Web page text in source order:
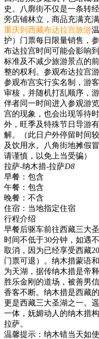
史。八廓街不仅是一条转
旁店铺林立，商品充满充
重庆到西藏布达拉宫旅游
护）门票每日限量销售，
布达拉宫时间可能会影响
标准及不减少旅游景点的
整的权利。参观布达拉宫
参观布宫实行实名制，游
审核，并随机打乱顺序，
伴者同一时间进入参观游
宫的现象，也会出现等待
外，旺季及特殊节日导游
解。（此日户外停留时间
及饮用水。八角街地摊假
请谨慎，以免上当受骗）
拉萨-纳木措-拉萨D8
早餐： 包含
午餐： 包含
晚餐： 不含
住宿： 当地指定住宿
行程介绍
早餐后驱车前往西藏三大
时间不低于30分钟，如遇
取消，因为已经享受西藏
门票可退）。纳木措蒙语
为天湖，据传纳木措是帝
胜乐金刚的道场，被善男
香客不断。纳木措是西藏
更是西藏三大圣湖之一。
一体，妩媚动人的纳木措
拉萨。
温馨提示：纳木错当天如